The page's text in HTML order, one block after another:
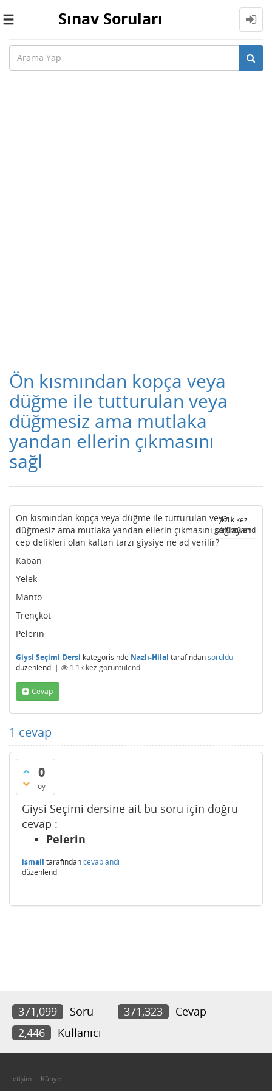
Toggle
Sınav Soruları
Ön kısmından kopça veya
düğme ile tutturulan veya
düğmesiz ama mutlaka
yandan ellerin çıkmasını
sağl
1.1kkez
görüntülendi
Ön kısmından kopça veya düğme ile tutturulan veya
düğmesiz ama mutlaka yandan ellerin çıkmasını sağlayan
cep delikleri olan kaftan tarzı giysiye ne ad verilir?
Kaban
Yelek
Manto
Trençkot
Pelerin
Giysi Seçimi Dersi kategorisinde Nazlı-Hilal tarafındansoruldu
düzenlendi | 1.1k kez görüntülendi
Cevap
1 cevap
0
oy
Giysi Seçimi dersine ait bu soru için doğru
cevap :
Pelerin
ismail tarafındancevaplandı
düzenlendi
371,099 Soru 371,323
Cevap
2,446
Kullanıcı
İletişim Künye